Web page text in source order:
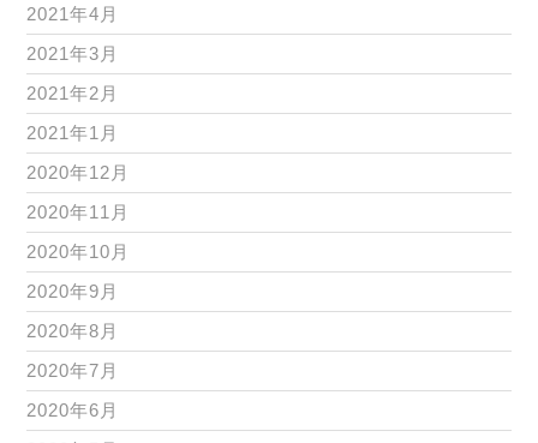
2021年4月
2021年3月
2021年2月
2021年1月
2020年12月
2020年11月
2020年10月
2020年9月
2020年8月
2020年7月
2020年6月